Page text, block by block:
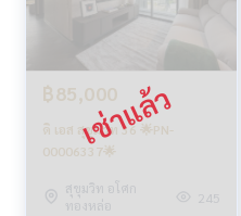
฿85,000
ดิ เอส สุขุมวิท 36 🌟PN-
00006337🌟
สุขุมวิท อโศก
ทองหล่อ
245